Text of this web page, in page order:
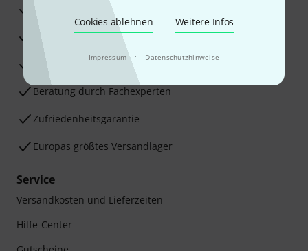
Cookies ablehnen Weitere Infos
Impressum · Datenschutzhinweise
3 Jahre Thomann Garantie
30 Tage Money-Back-Garantie
Reparaturservice
Beratung durch Fachexperten
Zufriedenheitsgarantie
Europas größtes Versandlager
Service
Versandkosten und Lieferzeiten
Hilfe-Center